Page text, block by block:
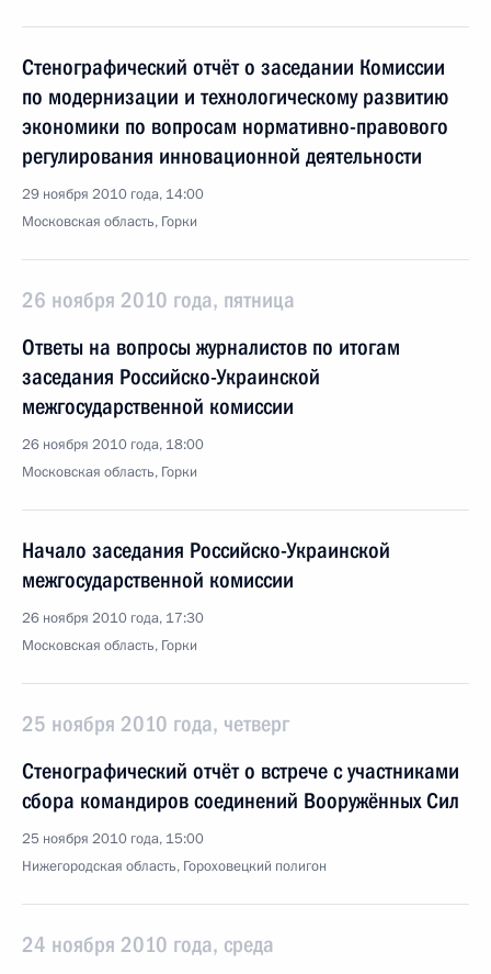
Стенографический отчёт о заседании Комиссии
по модернизации и технологическому развитию
экономики по вопросам нормативно-правового
регулирования инновационной деятельности
29 ноября 2010 года, 14:00
Московская область, Горки
26 ноября 2010 года, пятница
Ответы на вопросы журналистов по итогам
заседания Российско-Украинской
межгосударственной комиссии
26 ноября 2010 года, 18:00
Московская область, Горки
Начало заседания Российско-Украинской
межгосударственной комиссии
26 ноября 2010 года, 17:30
Московская область, Горки
25 ноября 2010 года, четверг
Стенографический отчёт о встрече с участниками
сбора командиров соединений Вооружённых Сил
25 ноября 2010 года, 15:00
Нижегородская область, Гороховецкий полигон
24 ноября 2010 года, среда